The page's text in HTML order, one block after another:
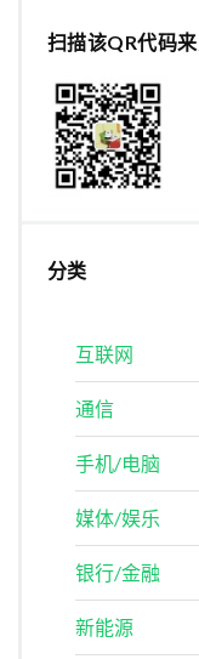
扫描该QR代码
分类
互联网
通信
手机/电脑
媒体/娱乐
银行/金融
新能源